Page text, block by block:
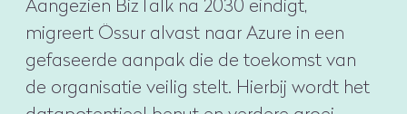
Aangezien BizTalk na 2030 eindigt,
migreert Össur alvast naar Azure in een
gefaseerde aanpak die de toekomst van
de organisatie veilig stelt. Hierbij wordt het